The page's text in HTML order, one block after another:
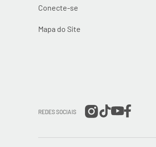
Conecte-se
Mapa do Site
REDES SOCIAIS